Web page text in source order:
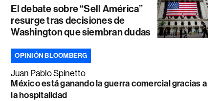
El debate sobre “Sell América”
resurge tras decisiones de
Washington que siembran dudas
OPINIÓN BLOOMBERG
Juan Pablo Spinetto
México está ganando la guerra comercial gracias a
la hospitalidad